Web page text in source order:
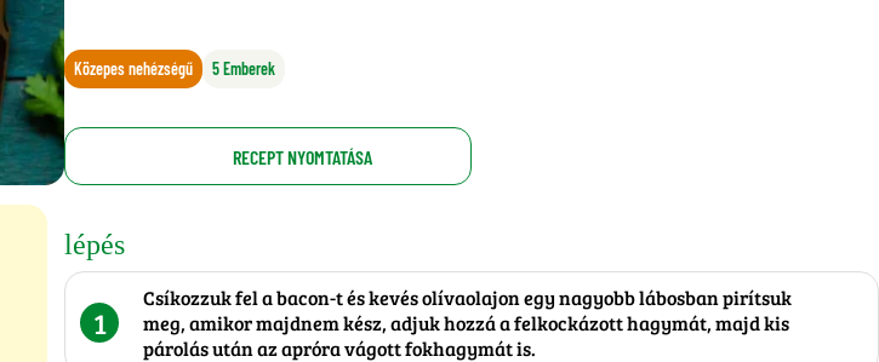
Közepes nehézségű 5 Emberek
RECEPT NYOMTATÁSA
lépés
1
Csíkozzuk fel a bacon-t és kevés olívaolajon egy nagyobb lábosban pirítsuk
meg, amikor majdnem kész, adjuk hozzá a felkockázott hagymát, majd kis
párolás után az apróra vágott fokhagymát is.